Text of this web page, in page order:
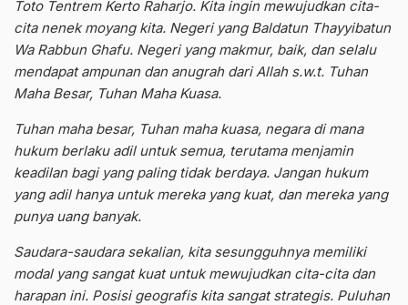
Toto Tentrem Kerto Raharjo. Kita ingin mewujudkan cita-
cita nenek moyang kita. Negeri yang Baldatun Thayyibatun
Wa Rabbun Ghafu. Negeri yang makmur, baik, dan selalu
mendapat ampunan dan anugrah dari Allah s.w.t. Tuhan
Maha Besar, Tuhan Maha Kuasa.
Tuhan maha besar, Tuhan maha kuasa, negara di mana
hukum berlaku adil untuk semua, terutama menjamin
keadilan bagi yang paling tidak berdaya. Jangan hukum
yang adil hanya untuk mereka yang kuat, dan mereka yang
punya uang banyak.
Saudara-saudara sekalian, kita sesungguhnya memiliki
modal yang sangat kuat untuk mewujudkan cita-cita dan
harapan ini. Posisi geografis kita sangat strategis. Puluhan